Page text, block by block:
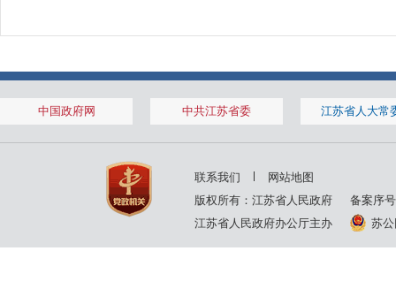
中国政府网 中共江苏省委 江苏省人大常
联系我们
网站地图
版权所有：江苏省人民政府
备案序
江苏省人民政府办公厅主办
苏